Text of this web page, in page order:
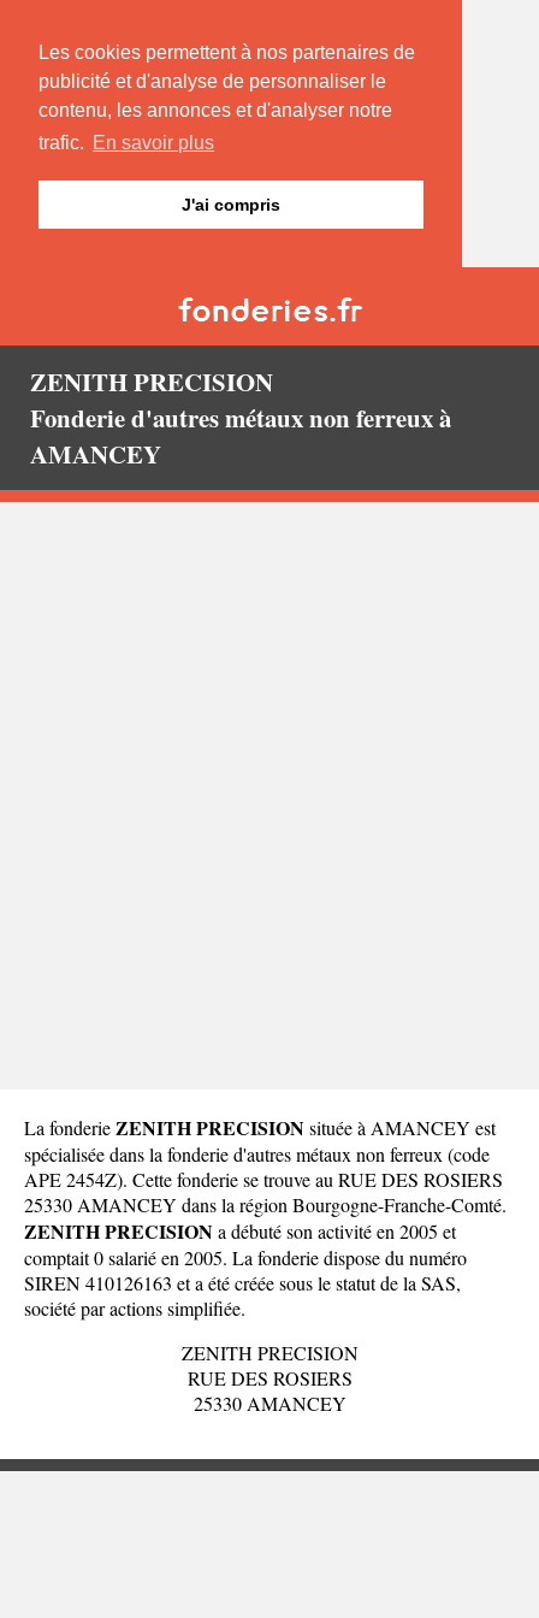
Les cookies permettent à nos partenaires de
publicité et d'analyse de personnaliser le
contenu, les annonces et d'analyser notre
trafic. En savoir plus
J'ai compris
ZENITH PRECISION
Fonderie d'autres métaux non ferreux à
AMANCEY
La fonderieZENITH PRECISIONsituée à AMANCEY est
spécialisée dans la fonderie d'autres métaux non ferreux (code
APE 2454Z). Cette fonderie se trouve au RUE DES ROSIERS
25330 AMANCEY dans la région Bourgogne-Franche-Comté.
ZENITH PRECISIONa débuté son activité en 2005 et
comptait 0 salarié en 2005. La fonderie dispose du numéro
SIREN 410126163 et a été créée sous le statut de la SAS,
société par actions simplifiée.
ZENITH PRECISION
RUE DES ROSIERS
25330 AMANCEY